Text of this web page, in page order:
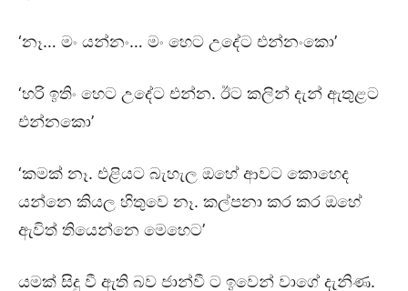
‘නෑ… මං යන්නං… මං හෙට උදේට එන්නංකො’
‘හරි ඉතිං හෙට උදේට එන්න. ඊට කලින් දැන් ඇතුළට
එන්නකො’
‘කමක් නෑ. එළියට බැහැල ඔහේ ආවට කොහෙද
යන්නෙ කියල හිතුවෙ නෑ. කල්පනා කර කර ඔහේ
ඇවිත් තියෙන්නෙ මෙහෙට’
යමක් සිදු වී ඇති බව ජාන්වී ට ඉවෙන් වාගේ දැනිණ.